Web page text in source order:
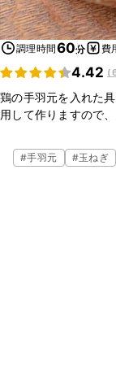
調理時間60分 費
4.42 (
鶏の手羽元を入れた
用して作りますので
だけます。手羽元も
よ。ぜひ作ってみて
#手羽元 #玉ねぎ